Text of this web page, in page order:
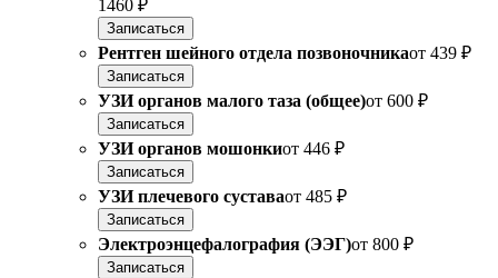
1460 ₽
Записаться
Рентген шейного отдела позвоночникаот 439 ₽
Записаться
УЗИ органов малого таза (общее)от 600 ₽
Записаться
УЗИ органов мошонкиот 446 ₽
Записаться
УЗИ плечевого суставаот 485 ₽
Записаться
Электроэнцефалография (ЭЭГ)от 800 ₽
Записаться